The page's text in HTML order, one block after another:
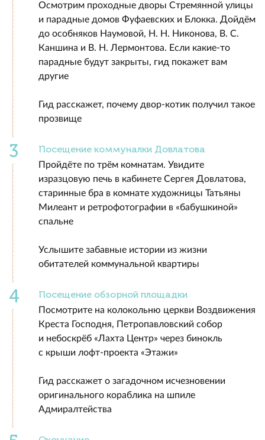
Осмотрим проходные дворы Стремянной улицы
и парадные домов Фуфаевских и Блокка. Дойдём
до особняков Наумовой, Н. Н. Никонова, В. С.
Каншина и В. Н. Лермонтова. Если какие-то
парадные будут закрыты, гид покажет вам
другие
Гид расскажет, почему двор-котик получил такое
прозвище
Посещение коммуналки Довлатова
Пройдёте по трём комнатам. Увидите
изразцовую печь в кабинете Сергея Довлатова,
старинные бра в комнате художницы Татьяны
Милеант и ретрофотографии в «бабушкиной»
спальне
Услышите забавные истории из жизни
обитателей коммунальной квартиры
Посещение обзорной площадки
Посмотрите на колокольню церкви Воздвижения
Креста Господня, Петропавловский собор
и небоскрёб «Лахта Центр» через бинокль
с крыши лофт-проекта «Этажи»
Гид расскажет о загадочном исчезновении
оригинального кораблика на шпиле
Адмиралтейства